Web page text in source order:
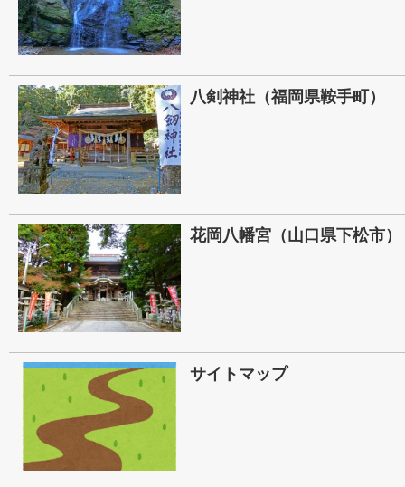
八剣神社（福岡県鞍手町）
花岡八幡宮（山口県下松市）
サイトマップ